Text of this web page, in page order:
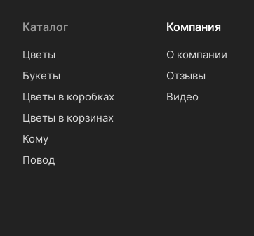
Каталог
Цветы
Букеты
Цветы в коробках
Цветы в корзинах
Кому
Повод
Компания
О компании
Отзывы
Видео